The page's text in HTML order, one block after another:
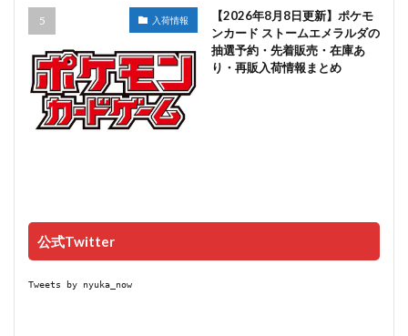
入荷情報
【2026年8月8日更新】ポケモ
ンカード ストームエメラルダの
抽選予約・先着販売・在庫あ
り・再販入荷情報まとめ
公式Twitter
Tweets by nyuka_now